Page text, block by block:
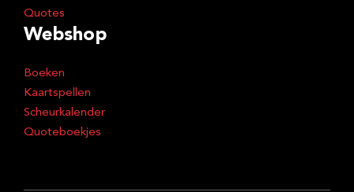
Quotes
Webshop
Boeken
Kaartspellen
Scheurkalender
Quoteboekjes